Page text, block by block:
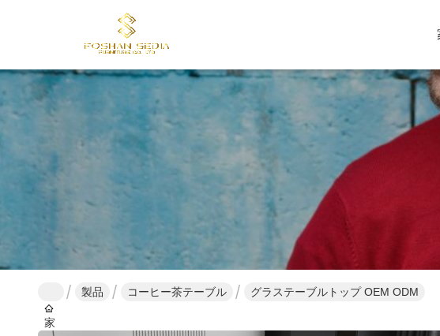
家
製品 コーヒー茶テーブル グラステーブルトップ OEM ODM